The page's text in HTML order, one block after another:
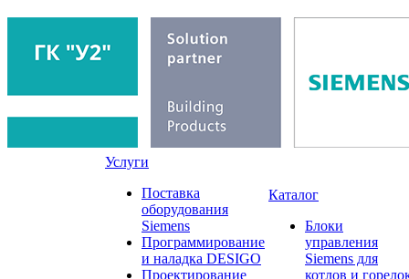
Услуги
Поставка
оборудования
Siemens
Программирование
и наладка DESIGO
Проектирование
Каталог
Блоки
управления
Siemens для
котлов и